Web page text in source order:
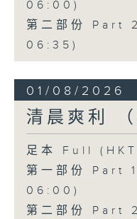
06:00)
第二部份 Part
06:35)
01/08/2026
清晨爽利
足本 Full
第一部份 Part
06:00)
第二部份 Part